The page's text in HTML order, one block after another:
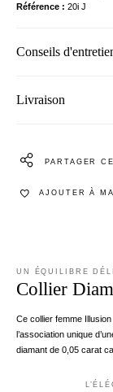
Référence
20i J
Conseils
Livraison
PARTAGER
AJOUTER À
UN ÉQUILIBRE
Collier
Ce collier femme
l’association unique
diamant de 0,05 carat